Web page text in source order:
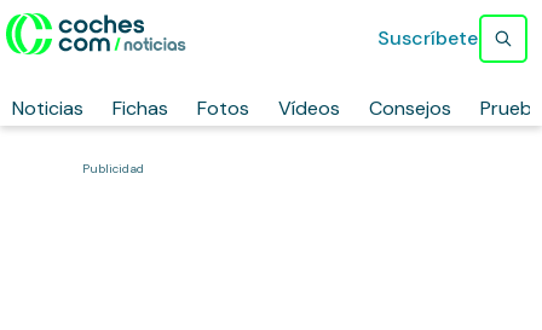
Noticias Fichas Fotos Vídeos Consejos
Suscríbete
Publicidad